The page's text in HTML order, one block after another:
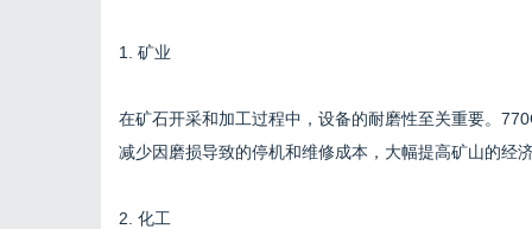
1. 矿业
在矿石开采和加工过程中，设备的耐磨性至关重要。
减少因磨损导致的停机和维修成本，大幅提高矿山的经
2. 化工